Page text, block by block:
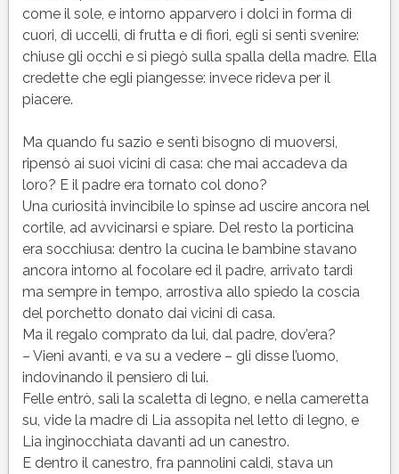
come il sole, e intorno apparvero i dolci in forma di
cuori, di uccelli, di frutta e di fiori, egli si sentì svenire:
chiuse gli occhi e si piegò sulla spalla della madre. Ella
credette che egli piangesse: invece rideva per il
piacere.
Ma quando fu sazio e sentì bisogno di muoversi,
ripensò ai suoi vicini di casa: che mai accadeva da
loro? E il padre era tornato col dono?
Una curiosità invincibile lo spinse ad uscire ancora nel
cortile, ad avvicinarsi e spiare. Del resto la porticina
era socchiusa: dentro la cucina le bambine stavano
ancora intorno al focolare ed il padre, arrivato tardi
ma sempre in tempo, arrostiva allo spiedo la coscia
del porchetto donato dai vicini di casa.
Ma il regalo comprato da lui, dal padre, dov’era?
– Vieni avanti, e va su a vedere – gli disse l’uomo,
indovinando il pensiero di lui.
Felle entrò, salì la scaletta di legno, e nella cameretta
su, vide la madre di Lia assopita nel letto di legno, e
Lia inginocchiata davanti ad un canestro.
E dentro il canestro, fra pannolini caldi, stava un